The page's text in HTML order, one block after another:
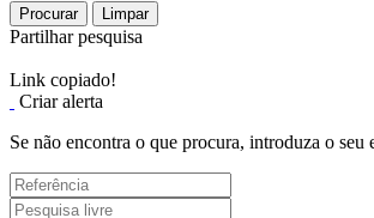
Procurar Limpar
Partilhar pesquisa
Link copiado!
Criar alerta
Se não encontra o que procura, introduza o